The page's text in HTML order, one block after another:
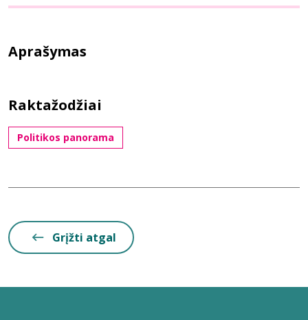
Aprašymas
Raktažodžiai
Politikos panorama
Grįžti atgal